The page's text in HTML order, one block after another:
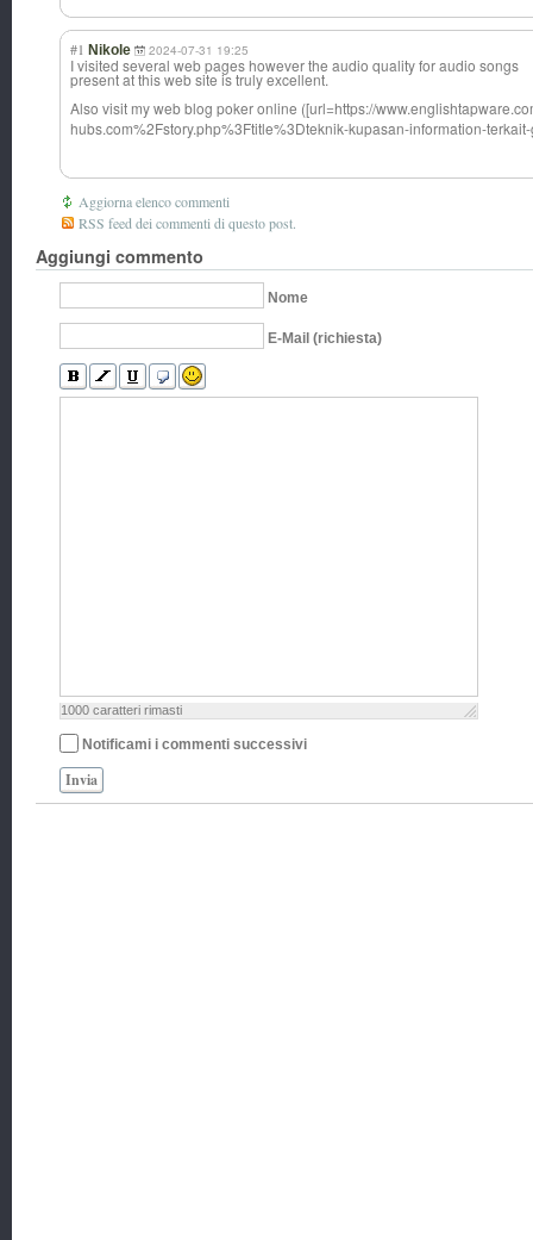
#1 Nikole 2024-07-31 19:25
I visited several web pages however the audio quality for audio songs
present at this web site is truly excellent.
Also visit my web blog poker online ([url=https://www.englishtapwa
hubs.com%2Fstory.php%3Ftitle%3Dteknik-kupasan-information-
Aggiorna elenco commenti
RSS feed dei commenti di questo post.
Aggiungi commento
Nome
E-Mail (richiesta)
1000 caratteri rimasti
Notificami i commenti successivi
Invia